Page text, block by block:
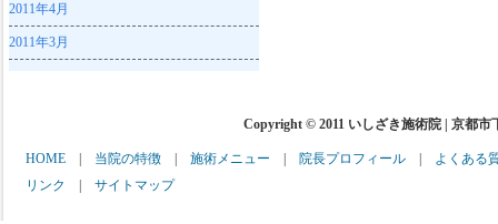
2011年4月
2011年3月
Copyright © 2011 いしざき施術院 | 京都
HOME 当院の特徴 施術メニュー 院長プロフィール
よくある
リンク
サイトマップ